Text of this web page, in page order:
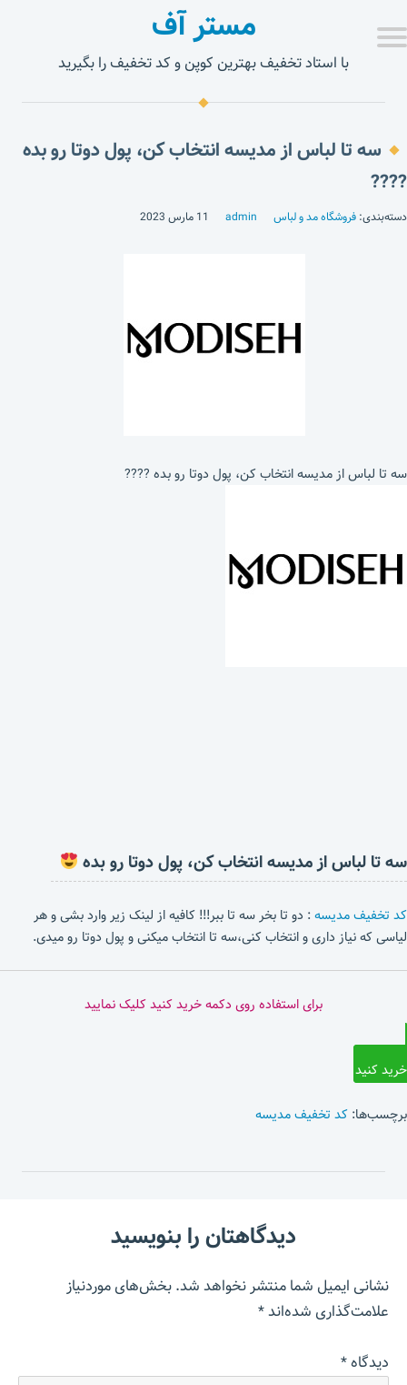
مستر آف
با استاد تخفیف بهترین کوپن و کد تخفیف را بگیرید
سه تا لباس از مدیسه انتخاب کن، پول دوتا رو بده
????
دسته‌بندی: فروشگاه مد و لباس admin 11 مارس 2023
سه تا لباس از مدیسه انتخاب کن، پول دوتا رو بده ????
سه تا لباس از مدیسه انتخاب کن، پول دوتا رو بده
کد تخفیف مدیسه: دو تا بخر سه تا ببر!!! کافیه از لینک زیر وارد بشی و هر
لیاسی که نیاز داری و انتخاب کنی،سه تا انتخاب میکنی و پول دوتا رو میدی.
برای استفاده روی دکمه خرید کنید کلیک نمایید
خرید کنید
برچسب‌ها: کد تخفیف مدیسه
دیدگاهتان را بنویسید
نشانی ایمیل شما منتشر نخواهد شد.بخش‌های موردنیاز
علامت‌گذاری شده‌اند*
دیدگاه*